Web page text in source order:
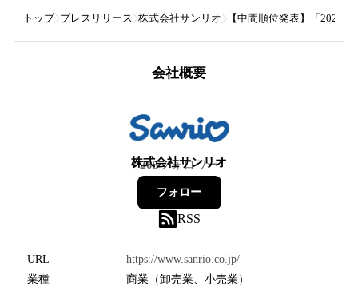
トップ プレスリリース 株式会社サンリオ 【中間順位発表】「2026
会社概要
株式会社サンリオ
205フォロワー
フォロー
RSS
URL
https://www.sanrio.co.jp/
業種
商業（卸売業、小売業）